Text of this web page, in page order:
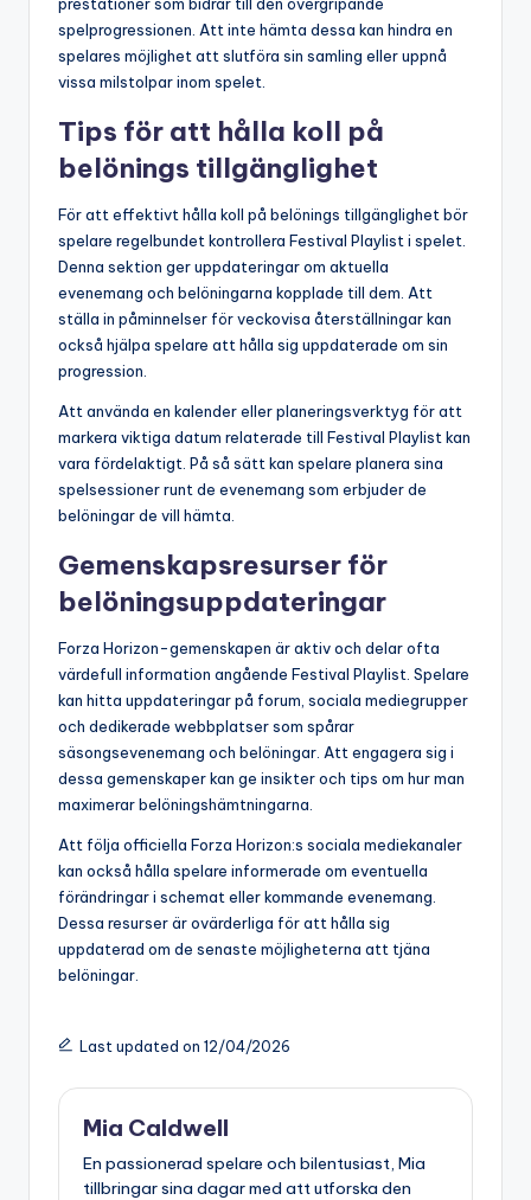
prestationer som bidrar till den övergripande
spelprogressionen. Att inte hämta dessa kan hindra en
spelares möjlighet att slutföra sin samling eller uppnå
vissa milstolpar inom spelet.
Tips för att hålla koll på
belönings tillgänglighet
För att effektivt hålla koll på belönings tillgänglighet bör
spelare regelbundet kontrollera Festival Playlist i spelet.
Denna sektion ger uppdateringar om aktuella
evenemang och belöningarna kopplade till dem. Att
ställa in påminnelser för veckovisa återställningar kan
också hjälpa spelare att hålla sig uppdaterade om sin
progression.
Att använda en kalender eller planeringsverktyg för att
markera viktiga datum relaterade till Festival Playlist kan
vara fördelaktigt. På så sätt kan spelare planera sina
spelsessioner runt de evenemang som erbjuder de
belöningar de vill hämta.
Gemenskapsresurser för
belöningsuppdateringar
Forza Horizon-gemenskapen är aktiv och delar ofta
värdefull information angående Festival Playlist. Spelare
kan hitta uppdateringar på forum, sociala mediegrupper
och dedikerade webbplatser som spårar
säsongsevenemang och belöningar. Att engagera sig i
dessa gemenskaper kan ge insikter och tips om hur man
maximerar belöningshämtningarna.
Att följa officiella Forza Horizon:s sociala mediekanaler
kan också hålla spelare informerade om eventuella
förändringar i schemat eller kommande evenemang.
Dessa resurser är ovärderliga för att hålla sig
uppdaterad om de senaste möjligheterna att tjäna
belöningar.
Last updated on 12/04/2026
Mia Caldwell
En passionerad spelare och bilentusiast, Mia
tillbringar sina dagar med att utforska den